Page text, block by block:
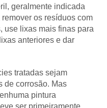
geralmente indicada
os resíduos com
use lixas mais finas para
anteriores e dar
tratadas sejam
de corrosão. Mas
pintura
ser primeiramente